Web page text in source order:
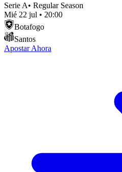
Serie A• Regular Season
Mié 22 jul • 20:00
Botafogo
Santos
Apostar Ahora